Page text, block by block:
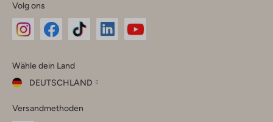
Volg ons
Instagram
Facebook
TikTok
Wähle dein Land
DEUTSCHLAND
dein
Versandmethoden